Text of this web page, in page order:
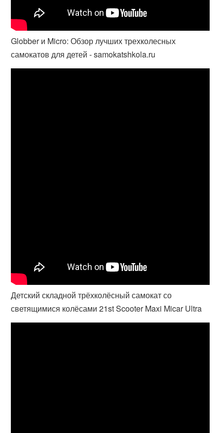
Globber и Micro: Обзор лучших трехколесных
самокатов для детей - samokatshkola.ru
Детский складной трёхколёсный самокат со
светящимися колёсами 21st Scooter Maxi Micar Ultra